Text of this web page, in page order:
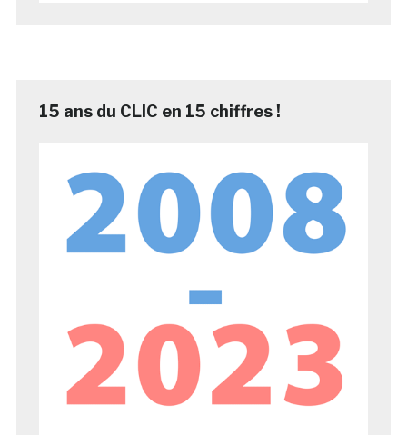
15 ans du CLIC en 15 chiffres !